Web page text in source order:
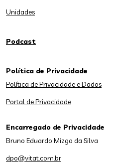
Unidades
Podcast
Política de Privacidade
Política de Privacidade e Dados
Portal de Privacidade
Encarregado de Privacidade
Bruno Eduardo Mizga da Silva
dpo@vitat.com.br